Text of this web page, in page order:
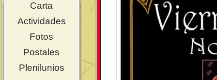
Carta
Actividades
Fotos
Postales
Plenilunios